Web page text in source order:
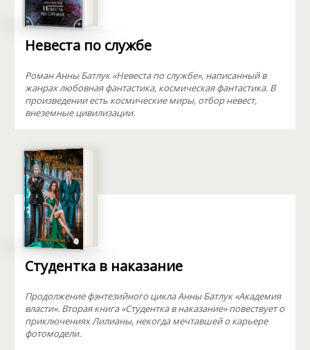
Невеста по службе
Роман Анны Батлук «Невеста по службе», написанный в
жанрах любовная фантастика, космическая фантастика. В
произведении есть космические миры, отбор невест,
внеземные цивилизации.
Студентка в наказание
Продолжение фэнтезийного цикла Анны Батлук «Академия
власти». Вторая книга «Студентка в наказание» повествует о
приключениях Лилианы, некогда мечтавшей о карьере
фотомодели.